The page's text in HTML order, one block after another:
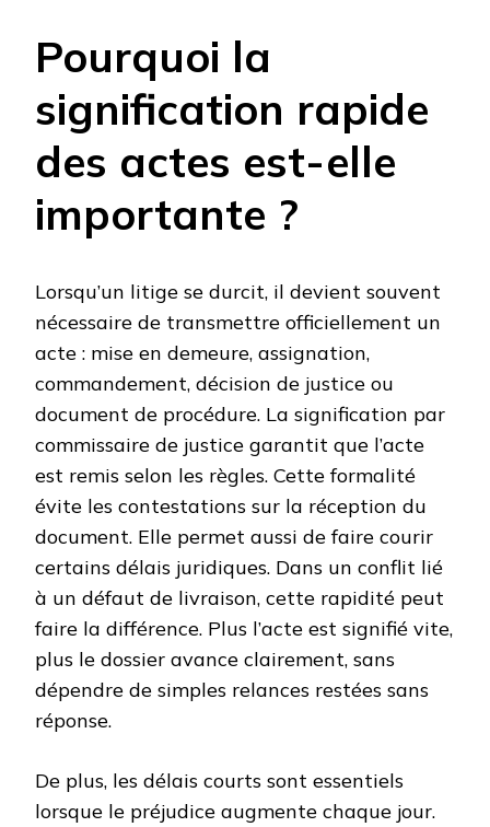
Pourquoi la
signification rapide
des actes est-elle
importante ?
Lorsqu’un litige se durcit, il devient souvent
nécessaire de transmettre officiellement un
acte : mise en demeure, assignation,
commandement, décision de justice ou
document de procédure. La signification par
commissaire de justice garantit que l’acte
est remis selon les règles. Cette formalité
évite les contestations sur la réception du
document. Elle permet aussi de faire courir
certains délais juridiques. Dans un conflit lié
à un défaut de livraison, cette rapidité peut
faire la différence. Plus l’acte est signifié vite,
plus le dossier avance clairement, sans
dépendre de simples relances restées sans
réponse.
De plus, les délais courts sont essentiels
lorsque le préjudice augmente chaque jour.